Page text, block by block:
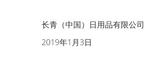
长青（中国）日用品有限公司
2019年1月3日